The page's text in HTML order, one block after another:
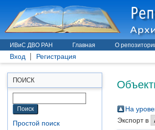
ИВиС ДВО РАН Главная О
Вход Регистрация
ПОИСК
Простой поиск
На
Экспорт в